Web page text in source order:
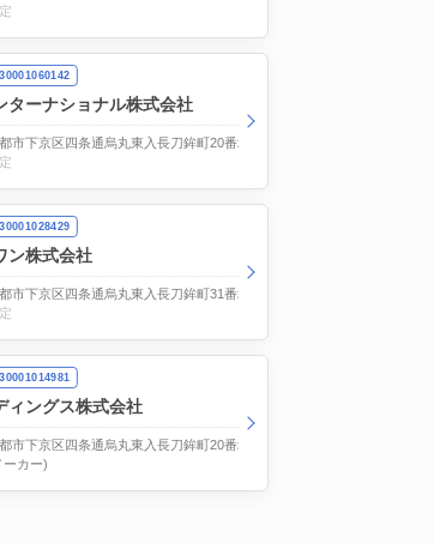
ターナショナル株式会社
市下京区四条通烏丸東入長刀鉾町20番地
ン株式会社
市下京区四条通烏丸東入長刀鉾町31番地四条ビヨンドビル
ィングス株式会社
市下京区四条通烏丸東入長刀鉾町20番地
ーカー)